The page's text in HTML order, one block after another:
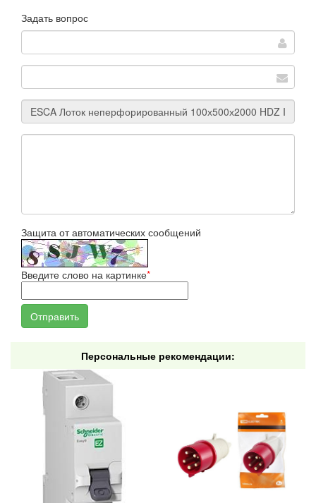
Задать вопрос
Защита от автоматических сообщений
Введите слово на картинке*
Персональные рекомендации: